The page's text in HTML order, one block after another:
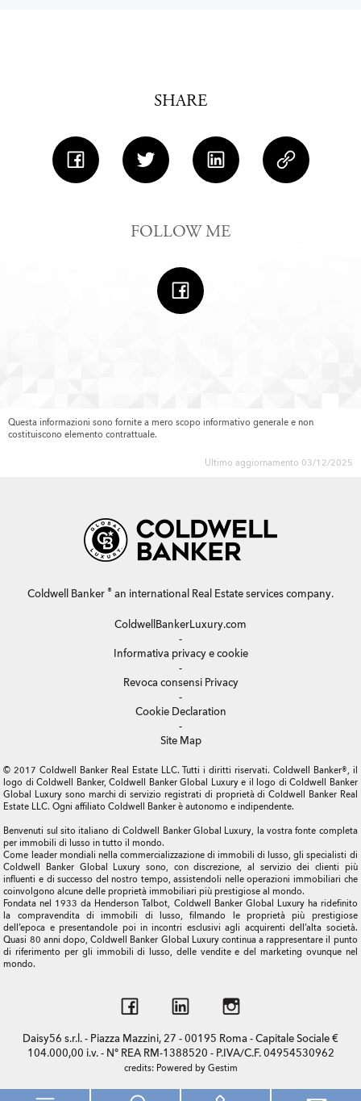
SHARE
FOLLOW ME
Questa informazioni sono fornite a mero scopo informativo generale e non
costituiscono elemento contrattuale.
Ultimo aggiornamento 03/12/2025
Coldwell Banker ® an international Real Estate services company.
ColdwellBankerLuxury.com
-
Informativa privacy e cookie
-
Revoca consensi Privacy
-
Cookie Declaration
-
Site Map
© 2017 Coldwell Banker Real Estate LLC. Tutti i diritti riservati. Coldwell Banker®, il
logo di Coldwell Banker, Coldwell Banker Global Luxury e il logo di Coldwell Banker
Global Luxury sono marchi di servizio registrati di proprietà di Coldwell Banker Real
Estate LLC. Ogni affiliato Coldwell Banker è autonomo e indipendente.
Benvenuti sul sito italiano di Coldwell Banker Global Luxury, la vostra fonte completa
per immobili di lusso in tutto il mondo.
Come leader mondiali nella commercializzazione di immobili di lusso, gli specialisti di
Coldwell Banker Global Luxury sono, con discrezione, al servizio dei clienti più
influenti e di successo del nostro tempo, assistendoli nelle operazioni immobiliari che
coinvolgono alcune delle proprietà immobiliari più prestigiose al mondo.
Fondata nel 1933 da Henderson Talbot, Coldwell Banker Global Luxury ha ridefinito
la compravendita di immobili di lusso, filmando le proprietà più prestigiose
dell’epoca e presentandole poi in incontri esclusivi agli acquirenti dell’alta società.
Quasi 80 anni dopo, Coldwell Banker Global Luxury continua a rappresentare il punto
di riferimento per gli immobili di lusso, delle vendite e del marketing ovunque nel
mondo.
Daisy56 s.r.l. - Piazza Mazzini, 27 - 00195 Roma - Capitale Sociale €
104.000,00 i.v. - N° REA RM-1388520 - P.IVA/C.F. 04954530962
credits: Powered by Gestim